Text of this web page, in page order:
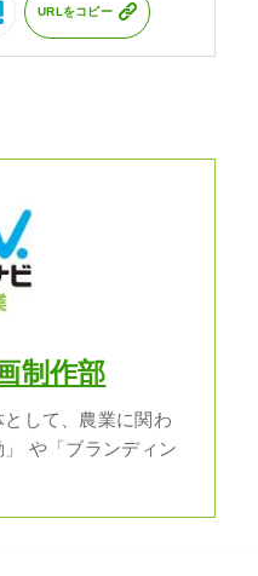
URLをコピー
制作部
して、農業に関わ
や「ブランディン